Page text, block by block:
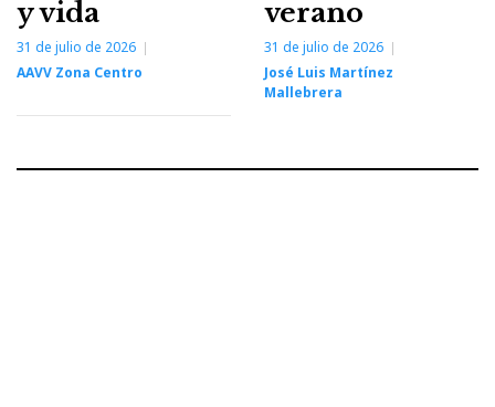
y vida
31 de julio de 2026
AAVV Zona Centro
verano
31 de julio de 2026
José Luis Martínez
Mallebrera